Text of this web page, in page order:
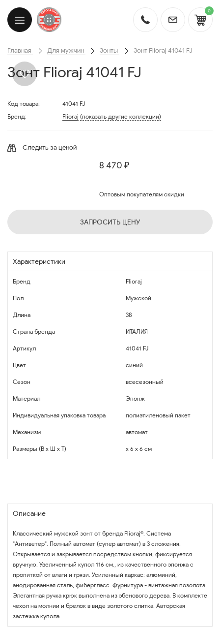
0
Главная Для мужчин Зонты Зонт Flioraj 41041 FJ
Зонт Flioraj 41041 FJ
Код товара:
41041 FJ
Бренд:
Flioraj (показать другие коллекции)
Следить за ценой
8 470 ₽
Оптовым покупателям скидки
ЗАПРОСИТЬ ЦЕНУ
Характеристики
Бренд Flioraj
Пол Мужской
Длина 38
Страна бренда ИТАЛИЯ
Артикул 41041 FJ
Цвет синий
Сезон всесезонный
Материал Эпонж
Индивидуальная упаковка товара полиэтиленовый пакет
Механизм автомат
Размеры (В x Ш x Т) x 6 x 6 см
Описание
Классический мужской зонт от бренда Flioraj®. Система
"Антиветер". Полный автомат (супер автомат) в 3 сложения.
Открывается и закрывается посредством кнопки, фиксируется
вручную. Увеличенный купол 116 см., из качественного эпонжа с
пропиткой от влаги и грязи. Усиленный каркас: алюминий,
анодированная сталь, фибергласс. Фурнитура - винтажная позолота.
Элегантная ручка крюк выполнена из эбенового дерева. В комплекте
чехол на молнии и брелок в виде золотого слитка. Авторская
застежка купола.